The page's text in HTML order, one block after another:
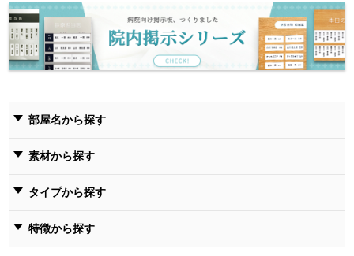
部屋名から探す
素材から探す
タイプから探す
特徴から探す